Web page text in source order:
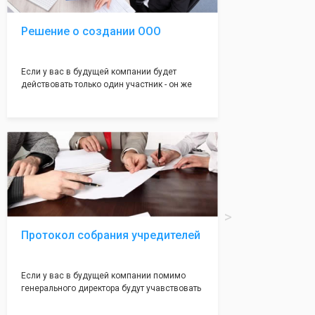
Решение о создании ООО
Если у вас в будущей компании будет
действовать только один участник - он же
грамотно составят данное заявление, а Вам
нужно будет только поставить подпись на
нём!
Протокол собрания учредителей
Если у вас в будущей компании помимо
генерального директора будут учавствовать